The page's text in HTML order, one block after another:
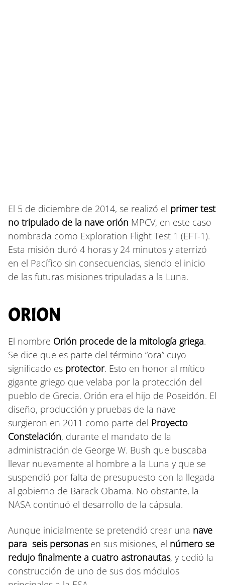
El 5 de diciembre de 2014, se realizó el primer test
no tripulado de la nave orión MPCV, en este caso
nombrada como Exploration Flight Test 1 (EFT-1).
Esta misión duró 4 horas y 24 minutos y aterrizó
en el Pacífico sin consecuencias, siendo el inicio
de las futuras misiones tripuladas a la Luna.
ORION
El nombre Orión procede de la mitología griega.
Se dice que es parte del término “ora” cuyo
significado es protector. Esto en honor al mítico
gigante griego que velaba por la protección del
pueblo de Grecia. Orión era el hijo de Poseidón. El
diseño, producción y pruebas de la nave
surgieron en 2011 como parte del Proyecto
Constelación, durante el mandato de la
administración de George W. Bush que buscaba
llevar nuevamente al hombre a la Luna y que se
suspendió por falta de presupuesto con la llegada
al gobierno de Barack Obama. No obstante, la
NASA continuó el desarrollo de la cápsula.
Aunque inicialmente se pretendió crear una nave
para seis personasen sus misiones, el número se
redujo finalmente a cuatro astronautas, y cedió la
construcción de uno de sus dos módulos